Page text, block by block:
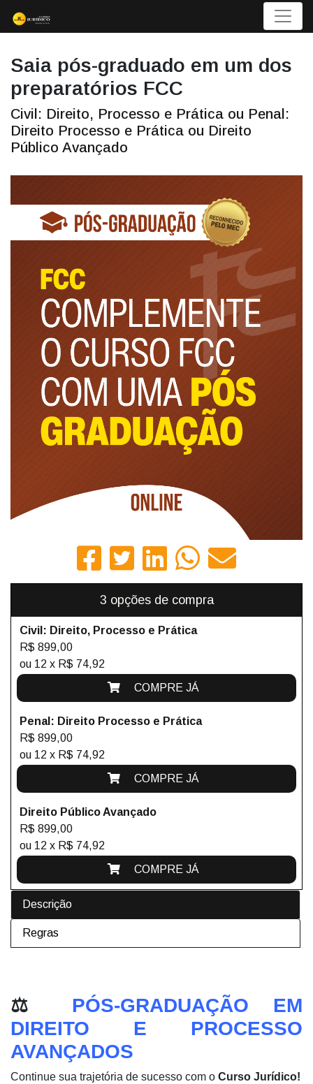
Menu
Saia pós-graduado em um dos
preparatórios FCC
Civil: Direito, Processo e Prática ou Penal:
Direito Processo e Prática ou Direito
Público Avançado
Descrição
Regras
⚖️ PÓS-GRADUAÇÃO EM
DIREITO E PROCESSO
AVANÇADOS
Continue sua trajetória de sucesso com o Curso Jurídico!
3 opções de compra
Civil: Direito, Processo e Prática
R$ 899,00
ou 12 x R$ 74,92
COMPRE JÁ
Penal: Direito Processo e Prática
R$ 899,00
ou 12 x R$ 74,92
COMPRE JÁ
Direito Público Avançado
R$ 899,00
ou 12 x R$ 74,92
COMPRE JÁ